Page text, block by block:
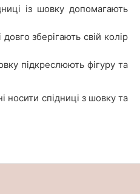
із шовку допомагають
зберігають свій колір
підкреслюють фігуру та
носити спідниці з шовку та